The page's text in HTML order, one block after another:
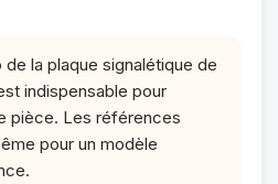
de la plaque signalétique de
indispensable pour
pièce. Les références
pour un modèle